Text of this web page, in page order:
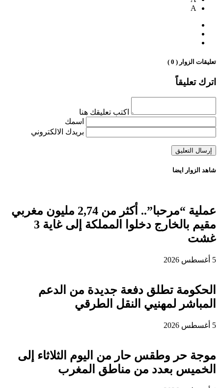
A
تعليقات الزوار ( 0 )
اترك تعليقاً
اكتب تعليقك هنا
اسمك
بريدك الالكتروني
شاهد الزوار ايضا
عملية “مرحبا”.. أكثر من 2,74 مليون مغربي
مقيم بالخارج دخلوا المملكة إلى غاية 3
غشت
5 أغسطس 2026
الحكومة تطلق دفعة جديدة من الدعم
المباشر لمهنيي النقل الطرقي
5 أغسطس 2026
موجة حر وطقس حار من اليوم الثلاثاء إلى
الخميس بعدد من مناطق المغرب